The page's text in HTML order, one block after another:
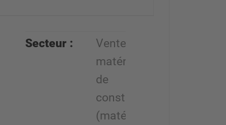
Secteur :
Vente de
matériaux
de
construction
(matériaux